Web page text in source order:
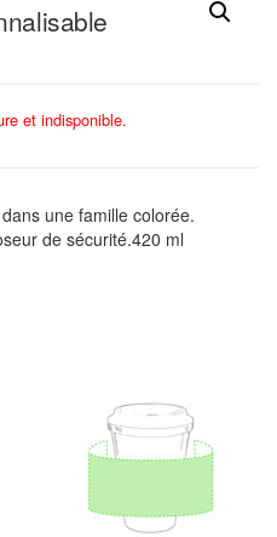
et indisponible.
une famille colorée.
de sécurité.420 ml